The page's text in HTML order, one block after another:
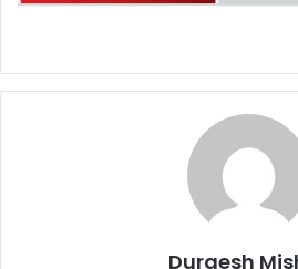
Durgesh